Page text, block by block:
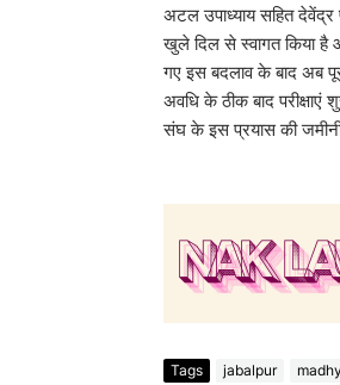
अटल उपाध्याय सहित देवेंद्र
खुले दिल से स्वागत किया है
गए इस बदलाव के बाद अब
अवधि के ठीक बाद परीक्षाएं
संघ के इस प्रयास की जमीनी
Tags jabalpur